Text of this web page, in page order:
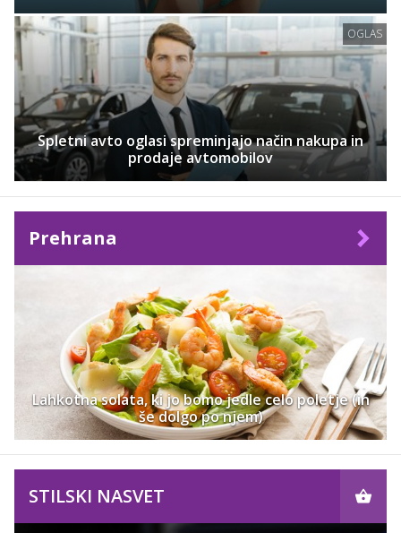
OGLAS
Spletni avto oglasi spreminjajo način nakupa in
prodaje avtomobilov
Prehrana
Lahkotna solata, ki jo bomo jedle celo poletje (in
še dolgo po njem)
STILSKI NASVET